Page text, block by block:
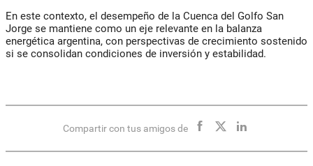
En este contexto, el desempeño de la Cuenca del Golfo San
Jorge se mantiene como un eje relevante en la balanza
energética argentina, con perspectivas de crecimiento sostenido
si se consolidan condiciones de inversión y estabilidad.
Compartir con tus amigos de